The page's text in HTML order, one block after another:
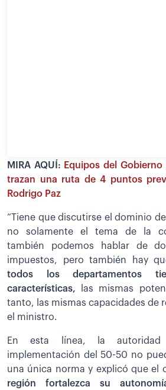
MIRA AQUÍ: Equipos del
trazan una ruta de 4 puntos
Rodrigo Paz
“Tiene que discutirse el dominio
no solamente el tema de la
también podemos hablar de
impuestos, pero también hay
todos los departamentos
características,
las mismas
tanto, las mismas capacidades de
el ministro.
En esta línea, la
implementación del 50-50 no
una única norma y explicó que el
región fortalezca su